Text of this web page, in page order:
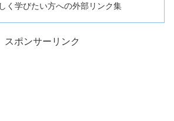
く学びたい方への外部リンク集
スポンサーリンク